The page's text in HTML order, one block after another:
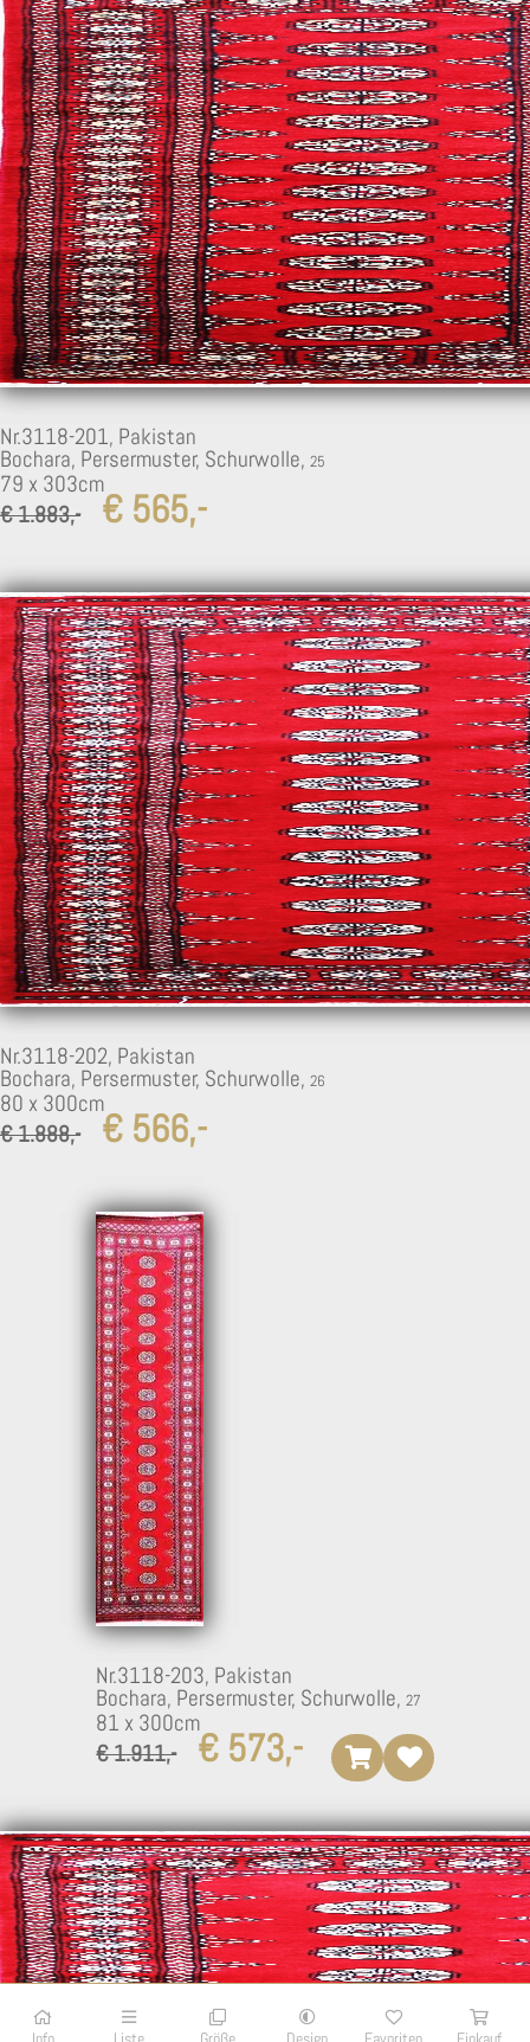
Nr.3118-201, Pakistan
Bochara, Persermuster, Schurwolle,
79 x 303cm
€ 1.883,-
€ 565,-
Nr.3118-202, Pakistan
Bochara, Persermuster, Schurwolle,
80 x 300cm
€ 1.888,-
€ 566,-
Nr.3118-203, Pakistan
Bochara, Persermuster, Schurwolle,
81 x 300cm
€ 1.911,-
€ 573,-